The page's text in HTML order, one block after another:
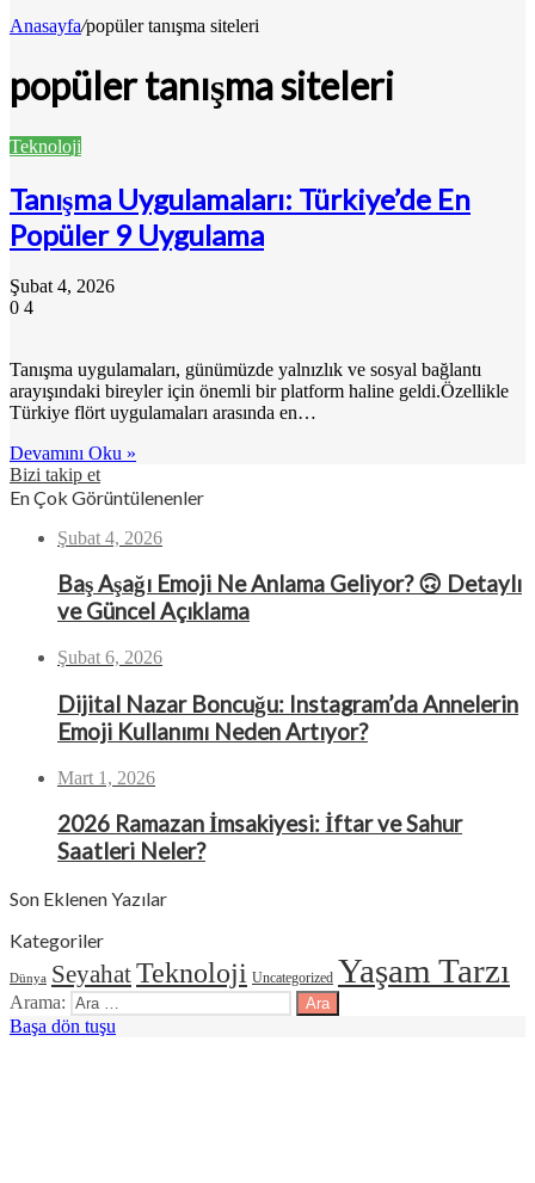
Anasayfa/popüler tanışma siteleri
popüler tanışma siteleri
Teknoloji
Tanışma Uygulamaları: Türkiye’de En
Popüler 9 Uygulama
Şubat 4, 2026
0 4
Tanışma uygulamaları, günümüzde yalnızlık ve sosyal bağlantı
arayışındaki bireyler için önemli bir platform haline geldi.Özellikle
Türkiye flört uygulamaları arasında en…
Devamını Oku »
Bizi takip et
En Çok Görüntülenenler
Şubat 4, 2026
Baş Aşağı Emoji Ne Anlama Geliyor? 🙃 Detaylı
ve Güncel Açıklama
Şubat 6, 2026
Dijital Nazar Boncuğu: Instagram’da Annelerin
Emoji Kullanımı Neden Artıyor?
Mart 1, 2026
2026 Ramazan İmsakiyesi: İftar ve Sahur
Saatleri Neler?
Son Eklenen Yazılar
Kategoriler
Dünya SeyahatTeknoloji Uncategorized Yaşam Tarzı
Arama:
Başa dön tuşu